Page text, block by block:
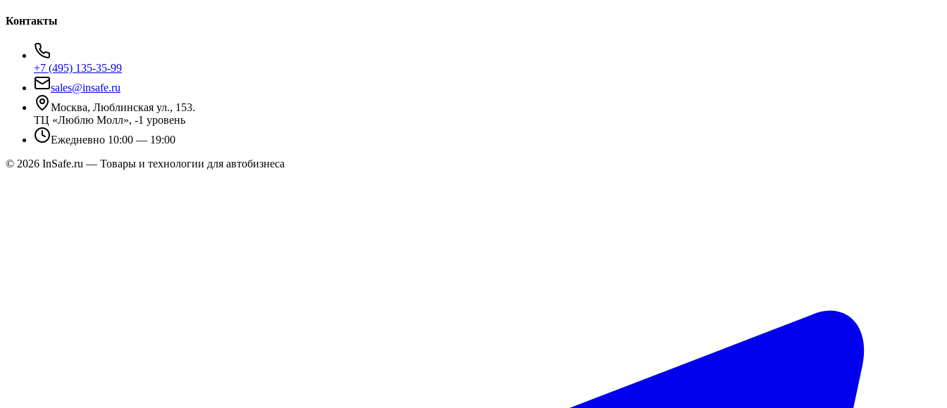
Контакты
+7 (495) 135-35-99
sales@insafe.ru
Москва, Люблинская ул., 153.
ТЦ «Люблю Молл», -1 уровень
Ежедневно 10:00 — 19:00
© 2026 InSafe.ru — Товары и технологии для автобизнеса